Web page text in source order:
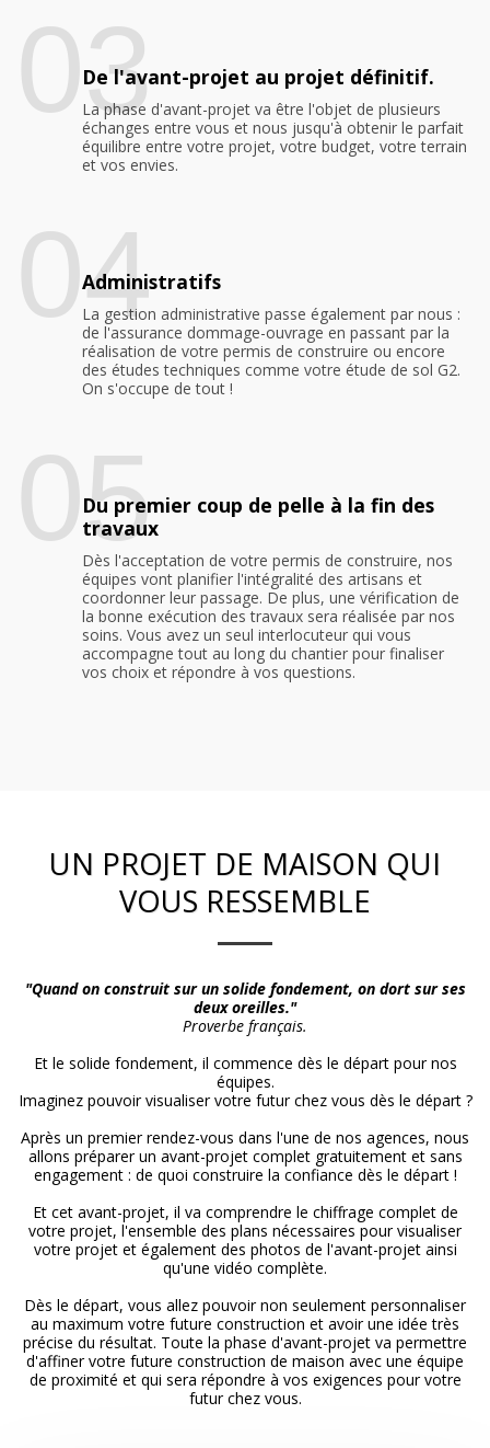
03
De l'avant-projet au projet définitif.
La phase d'avant-projet va être l'objet de plusieurs
échanges entre vous et nous jusqu'à obtenir le parfait
équilibre entre votre projet, votre budget, votre terrain
et vos envies.
04
Administratifs
La gestion administrative passe également par nous :
de l'assurance dommage-ouvrage en passant par la
réalisation de votre permis de construire ou encore
des études techniques comme votre étude de sol G2.
On s'occupe de tout !
05
Du premier coup de pelle à la fin des
travaux
Dès l'acceptation de votre permis de construire, nos
équipes vont planifier l'intégralité des artisans et
coordonner leur passage. De plus, une vérification de
la bonne exécution des travaux sera réalisée par nos
soins. Vous avez un seul interlocuteur qui vous
accompagne tout au long du chantier pour finaliser
vos choix et répondre à vos questions.
UN PROJET DE MAISON QUI
VOUS RESSEMBLE
"Quand on construit sur un solide fondement, on dort sur ses
deux oreilles."
Proverbe français.
Et le solide fondement, il commence dès le départ pour nos
équipes.
Imaginez pouvoir visualiser votre futur chez vous dès le départ ?
Après un premier rendez-vous dans l'une de nos agences, nous
allons préparer un avant-projet complet gratuitement et sans
engagement : de quoi construire la confiance dès le départ !
Et cet avant-projet, il va comprendre le chiffrage complet de
votre projet, l'ensemble des plans nécessaires pour visualiser
votre projet et également des photos de l'avant-projet ainsi
qu'une vidéo complète.
Dès le départ, vous allez pouvoir non seulement personnaliser
au maximum votre future construction et avoir une idée très
précise du résultat. Toute la phase d'avant-projet va permettre
d'affiner votre future construction de maison avec une équipe
de proximité et qui sera répondre à vos exigences pour votre
futur chez vous.